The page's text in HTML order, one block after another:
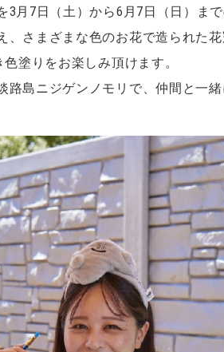
月7日（土）から6月7日（日）ま
さまざまな色のお花で造られた
塗りをお楽しみ頂けます。
島ニジゲンノモリで、仲間と一